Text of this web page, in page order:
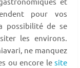
pour vos
possibilité de se
les environs.
ne manquez
ou encore le site